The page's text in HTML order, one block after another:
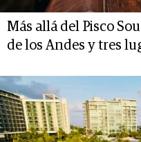
Más allá del Pisco
de los Andes y tres